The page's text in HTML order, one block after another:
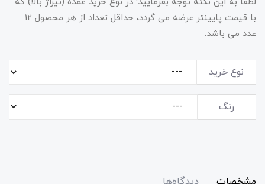
با قیمت پایینتر عرضه می گردد، حداقل تعداد از هر محصول 12
عدد می باشد.
نوع خرید
رنگ